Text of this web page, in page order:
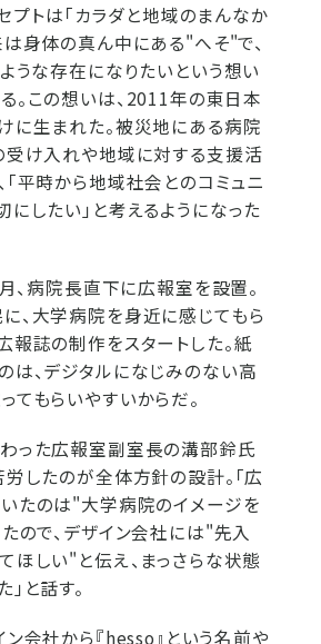
プトは「カラダと地域のまんなか
は身体の真ん中にある"へそ"で、
うな存在になりたいという想い
。この想いは、2011年の東日本
に生まれた。被災地にある病院
受け入れや地域に対する支援活
「平時から地域社会とのコミュニ
にしたい」と考えるようになった
、病院長直下に広報室を設置。
、大学病院を身近に感じてもら
報誌の制作をスタートした。紙
は、デジタルになじみのない高
てもらいやすいからだ。
った広報室副室長の溝部鈴氏
労したのが全体方針の設計。「広
たのは"大学病院のイメージを
ので、デザイン会社には"先入
ほしい"と伝え、まっさらな状態
と話す。
ン会社から『hesso』という名前や